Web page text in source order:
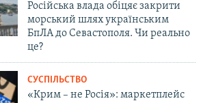
Російська влада обіцяє закрити
морський шлях українським
БпЛА до Севастополя. Чи реально
це?
СУСПІЛЬСТВО
«Крим – не Росія»: маркетплейс